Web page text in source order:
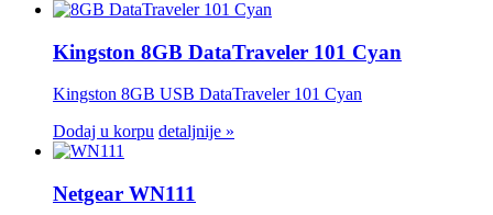
Kingston 8GB DataTraveler 101 Cyan
Kingston 8GB USB DataTraveler 101 Cyan
Dodaj u korpu detaljnije »
Netgear WN111